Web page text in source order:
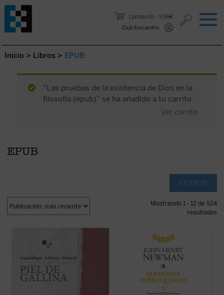
1 producto
9,99€
Club Encuentro
Saltar al contenido.
Inicio > Libros > EPUB
“Las pruebas de la existencia de Dios en la
filosofía (epub)” se ha añadido a tu carrito.
Ver carrito
EPUB
FILTROS
Mostrando 1 - 12 de 524
resultados
cuando tengo miedo, pero también me
repente caigo en la cuenta de que estoy
viva y que hay alguien que sostiene mi
existencia». Tercera ...(ver ficha)
Desde su ordenación como pastor
anglicano hasta su muerte como cardenal
católico, la figura de Newman no deja de
sorprender por la coherencia de su
trayectoria. En estosSermones
, un clásico de la espiritualidad
(ver ficha)